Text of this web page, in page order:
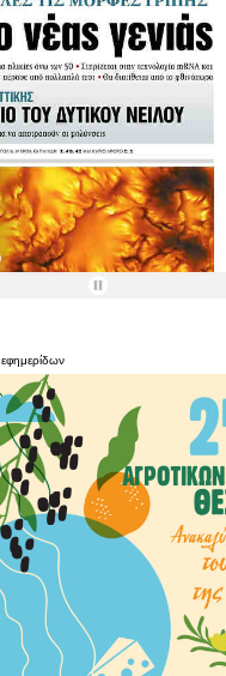
εφημερίδων